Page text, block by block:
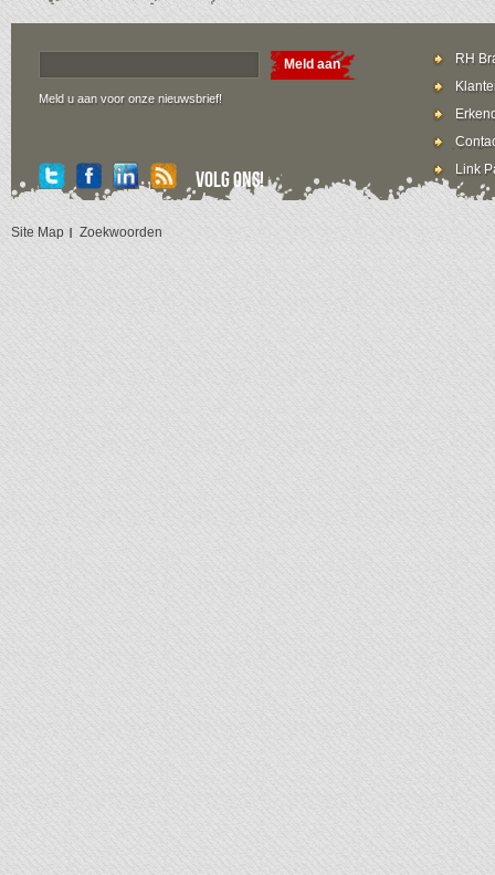
Meld aan
Meld u aan voor onze nieuwsbrief!
RH
Link
Volg ons!
Site Map Zoekwoorden